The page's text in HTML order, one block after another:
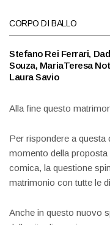
CORPO DI BALLO
Stefano Rei Ferrari,
Souza, MariaTeresa
Laura Savio
Alla fine questo
Per rispondere a
momento della
comica, la questione
matrimonio con tutte le
Anche in questo nuovo